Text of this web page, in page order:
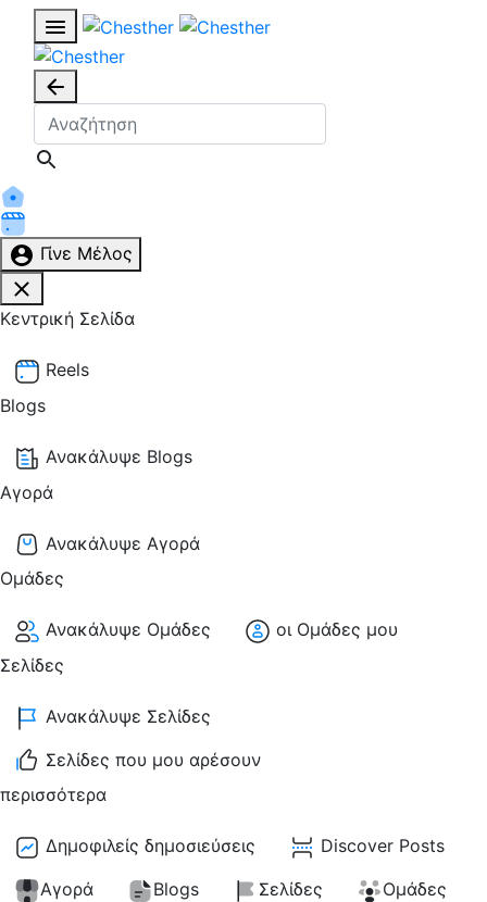
Γίνε Μέλος
Κεντρική Σελίδα
Reels
Blogs
Ανακάλυψε Blogs
Αγορά
Ανακάλυψε Αγορά
Ομάδες
Ανακάλυψε Ομάδες
οι Ομάδες μου
Σελίδες
Ανακάλυψε Σελίδες
Σελίδες που μου αρέσουν
περισσότερα
Δημοφιλείς δημοσιεύσεις
Discover Posts
Αγορά
Blogs Σελίδες Ομάδες